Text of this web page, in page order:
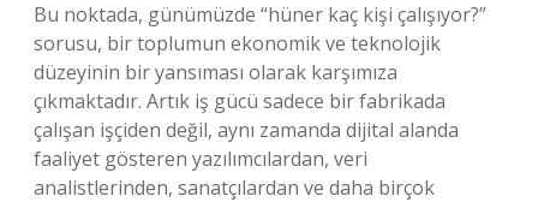
Bu noktada, günümüzde “hüner kaç kişi çalışıyor?”
sorusu, bir toplumun ekonomik ve teknolojik
düzeyinin bir yansıması olarak karşımıza
çıkmaktadır. Artık iş gücü sadece bir fabrikada
çalışan işçiden değil, aynı zamanda dijital alanda
faaliyet gösteren yazılımcılardan, veri
analistlerinden, sanatçılardan ve daha birçok